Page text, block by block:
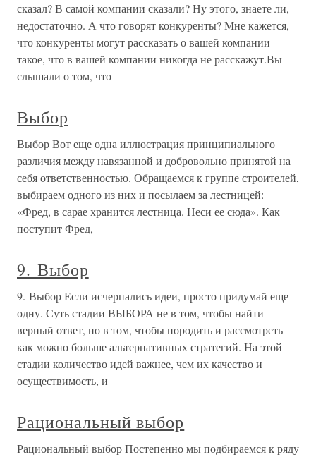
сказал? В самой компании сказали? Ну этого, знаете ли,
недостаточно. А что говорят конкуренты? Мне кажется,
что конкуренты могут рассказать о вашей компании
такое, что в вашей компании никогда не расскажут.Вы
слышали о том, что
Выбор
Выбор Вот еще одна иллюстрация принципиального
различия между навязанной и добровольно принятой на
себя ответственностью. Обращаемся к группе строителей,
выбираем одного из них и посылаем за лестницей:
«Фред, в сарае хранится лестница. Неси ее сюда». Как
поступит Фред,
9. Выбор
9. Выбор Если исчерпались идеи, просто придумай еще
одну. Суть стадии ВЫБОРА не в том, чтобы найти
верный ответ, но в том, чтобы породить и рассмотреть
как можно больше альтернативных стратегий. На этой
стадии количество идей важнее, чем их качество и
осуществимость, и
Рациональный выбор
Рациональный выбор Постепенно мы подбираемся к ряду